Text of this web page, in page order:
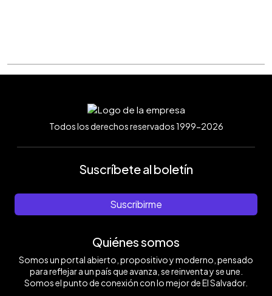
Todos los derechos reservados 1999-2026
Suscríbete al boletín
Suscribirme
Quiénes somos
Somos un portal abierto, propositivo y moderno, pensado
para reflejar a un país que avanza, se reinventa y se une.
Somos el punto de conexión con lo mejor de El Salvador.